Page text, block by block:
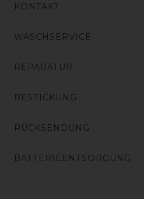
KONTAKT
WASCHSERVICE
REPARATUR
BESTICKUNG
RÜCKSENDUNG
BATTERIEENTSORGUNG